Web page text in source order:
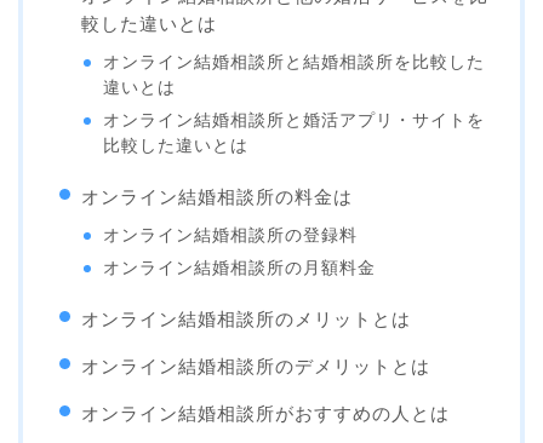
較した違いとは
オンライン結婚相談所と結婚相談所を比較した
違いとは
オンライン結婚相談所と婚活アプリ・サイトを
比較した違いとは
オンライン結婚相談所の料金は
オンライン結婚相談所の登録料
オンライン結婚相談所の月額料金
オンライン結婚相談所のメリットとは
オンライン結婚相談所のデメリットとは
オンライン結婚相談所がおすすめの人とは